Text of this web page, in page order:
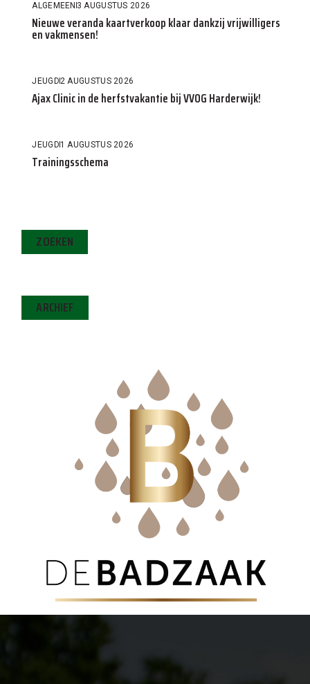
ALGEMEEN 3 AUGUSTUS 2026
Nieuwe veranda kaartverkoop klaar dankzij vrijwilligers
en vakmensen!
JEUGD2 AUGUSTUS 2026
Ajax Clinic in de herfstvakantie bij VVOG Harderwijk!
JEUGD 1 AUGUSTUS 2026
Trainingsschema
ZOEKEN
ARCHIEF